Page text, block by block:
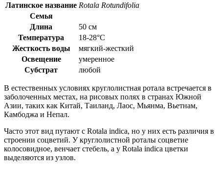
Латинское название Rotala Rotundifolia
Семья
Длина
50 см
Температура
18-28°C
Жесткость воды
мягкий-жесткий
Освещение
умеренное
Субстрат
любой
В естественных условиях круглолистная ротала встречается в
заболоченных местах, на рисовых полях в странах Южной
Азии, таких как Китай, Таиланд, Лаос, Мьянма, Вьетнам,
Камбоджа и Непал.
Часто этот вид путают с Rotala indica, но у них есть различия в
строении соцветий. У круглолистной роталы соцветие
колосовидное, венчает стебель, а у Rotala indica цветки
выделяются из узлов.